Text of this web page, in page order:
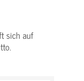
sich auf